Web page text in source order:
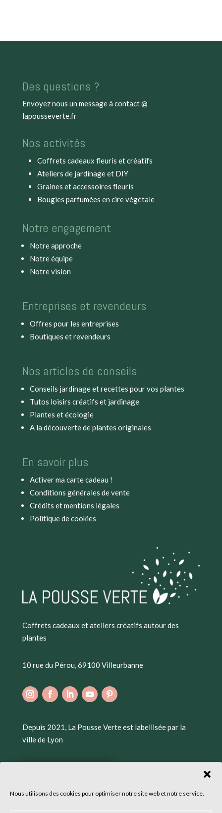
Nous utilisons des cookies pour optimiser notre site web et notre service.
Des questions ?
Envoyez nous un message à contact @
lapousseverte.fr
Nos activités
Coffrets cadeaux fleuris et créatifs
Ateliers de jardinage et DIY
Graines et accessoires fleuris
Bougies parfumées en cire végétale
Notre engagement
Notre approche
Notre équipe
Notre vision
Entreprises et revendeurs
Offres pour les entreprises
Boutiques et revendeurs
Nos articles de conseils
Conseils jardinage et recettes pour vos plantes
Tutos loisirs créatifs et jardinage
Plantes et écologie
A la découverte de plantes originales
En savoir plus
Activer ma carte cadeau !
Conditions générales de vente
Crédits et mentions légales
Politique de cookies
Coffrets cadeaux et ateliers créatifs autour des
plantes
10 rue du Pérou, 69100 Villeurbanne
Depuis 2021, La Pousse Verte est labellisée par la
ville de Lyon